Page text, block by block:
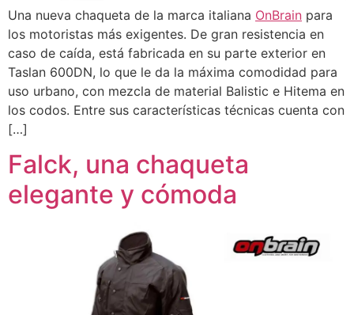
Una nueva chaqueta de la marca italiana OnBrain para
los motoristas más exigentes. De gran resistencia en
caso de caída, está fabricada en su parte exterior en
Taslan 600DN, lo que le da la máxima comodidad para
uso urbano, con mezcla de material Balistic e Hitema en
los codos. Entre sus características técnicas cuenta con
[…]
Falck, una chaqueta
elegante y cómoda